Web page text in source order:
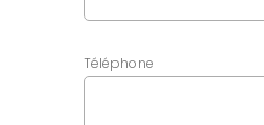
Téléphone